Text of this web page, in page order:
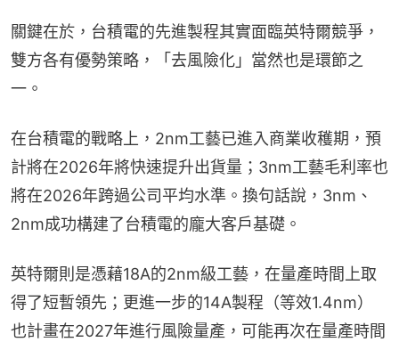
關鍵在於，台積電的先進製程其實面臨英特爾競爭，
雙方各有優勢策略，「去風險化」當然也是環節之
一。
在台積電的戰略上，2nm工藝已進入商業收穫期，預
計將在2026年將快速提升出貨量；3nm工藝毛利率也
將在2026年跨過公司平均水準。換句話說，3nm、
2nm成功構建了台積電的龐大客戶基礎。
英特爾則是憑藉18A的2nm級工藝，在量產時間上取
得了短暫領先；更進一步的14A製程（等效1.4nm）
也計畫在2027年進行風險量產，可能再次在量產時間